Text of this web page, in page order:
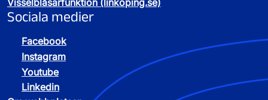
Visselblåsarfunktion (linkoping.se)
Sociala medier
Facebook
Instagram
Youtube
Linkedin